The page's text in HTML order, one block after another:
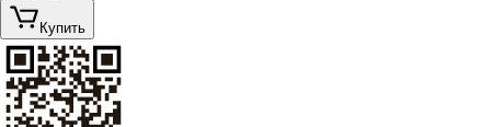
Купить